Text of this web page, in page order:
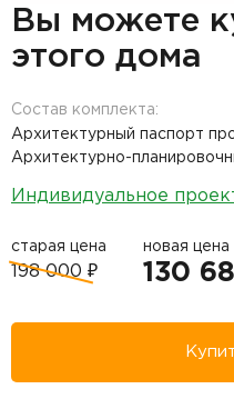
Вы можете
этого дома
Состав комплекта:
Архитектурный паспорт
Архитектурно-
Индивидуальное
старая цена
198 000 ₽
новая цена
130